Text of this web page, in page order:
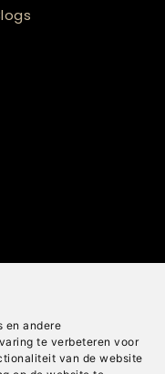
en andere
te verbeteren voor
van de website